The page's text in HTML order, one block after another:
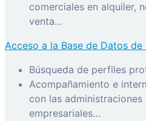
comerciales en alquiler,
venta…
Acceso a la Base de Datos de
Búsqueda de perfiles
Acompañamiento e
con las
empresariales…